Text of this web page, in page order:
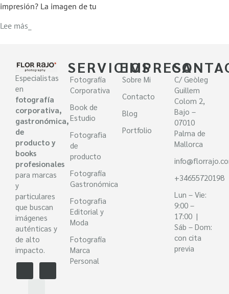
impresión? La imagen de tu
Lee más_
Especialistas
en
fotografía
corporativa,
gastronómica,
de
producto y
books
profesionales
para marcas
y
particulares
que buscan
imágenes
auténticas y
de alto
impacto.
SERVICIOS
Fotografía
Corporativa
Book de
Estudio
Fotografia
de
producto
Fotografía
Gastronómica
Fotografia
Editorial y
Moda
Fotografía
Marca
Personal
EMPRESA
Sobre Mi
Contacto
Blog
Portfolio
C/ Geòleg
Guillem
Colom 2,
Bajo –
07010
Palma de
Mallorca
+34655720198
Lun – Vie:
9:00 –
17:00 |
Sáb – Dom:
con cita
previa